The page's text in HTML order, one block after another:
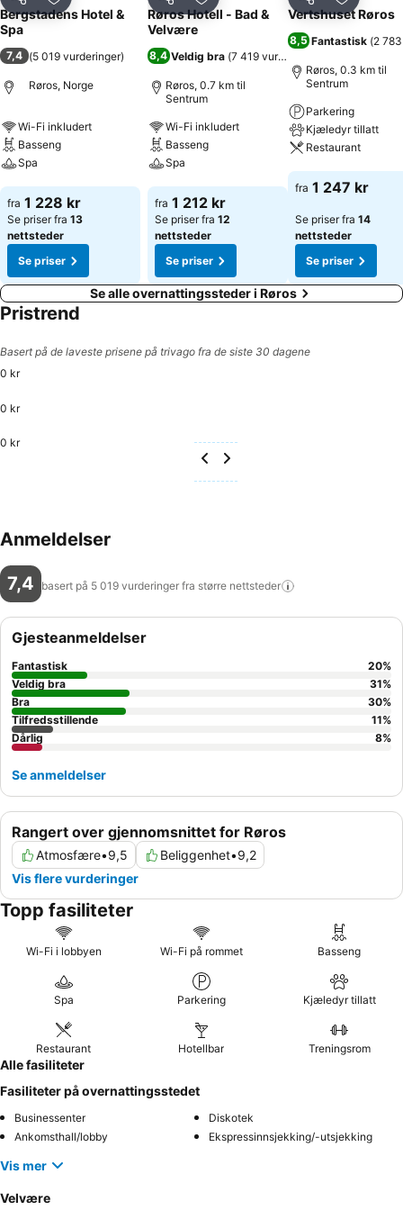
Del Legg til i favoritter
Bergstadens Hotel &
Spa
7,4 (5 019 vurderinger)
Røros, Norge
Wi-Fi inkludert
Basseng
Spa
Se priser
fra 1 228 kr
Se priser fra 13
nettsteder
Se priser
Del Legg til i favoritter
Røros Hotell - Bad &
Velvære
8,4 Veldig bra (7 419 vurderinger
Røros, 0.7 km til
Sentrum
Wi-Fi inkludert
Basseng
Spa
Se priser
fra 1 212 kr
Se priser fra 12
nettsteder
Se priser
Del Legg til
Vertshuset Røros
8,5 Fantastisk (2
Røros, 0.3 km til
Sentrum
Parkering
Kjæledyr tillatt
Restaurant
Se priser
fra 1 247 kr
Se priser fra 14
nettsteder
Se priser
Se alle overnattingssteder i Røros
Pristrend
Basert på de laveste prisene på trivago fra de siste 30 dagene
0 kr
0 kr
0 kr
Anmeldelser
7,4 basert på 5 019 vurderinger fra større nettsteder
Rangert over gjennomsnittet for Røros
Atmosfære•9,5 Beliggenhet•9,2
Vis flere vurderinger
Gjesteanmeldelser
Fantastisk 20%
Veldig bra
31%
Bra
30%
Tilfredsstillende
11%
Dårlig
8%
Se anmeldelser
Topp fasiliteter
Wi-Fi i lobbyen Wi-Fi på rommet Basseng
Spa Parkering Kjæledyr tillatt
Restaurant Hotellbar Treningsrom
Alle fasiliteter
Fasiliteter på overnattingsstedet
Businessenter
Diskotek
Ankomsthall/lobby
Ekspressinnsjekking/-utsjekking
Vis mer
Velvære